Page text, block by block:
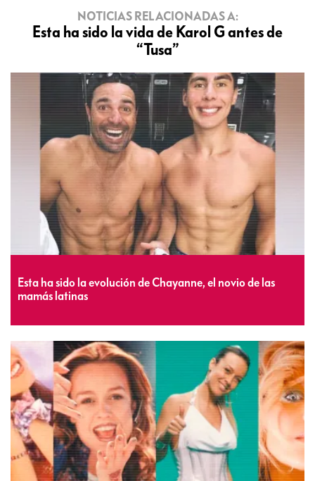
NOTICIAS RELACIONADAS A:
Esta ha sido la vida de Karol G antes de
“Tusa”
Esta ha sido la evolución de Chayanne, el novio de las
mamás latinas